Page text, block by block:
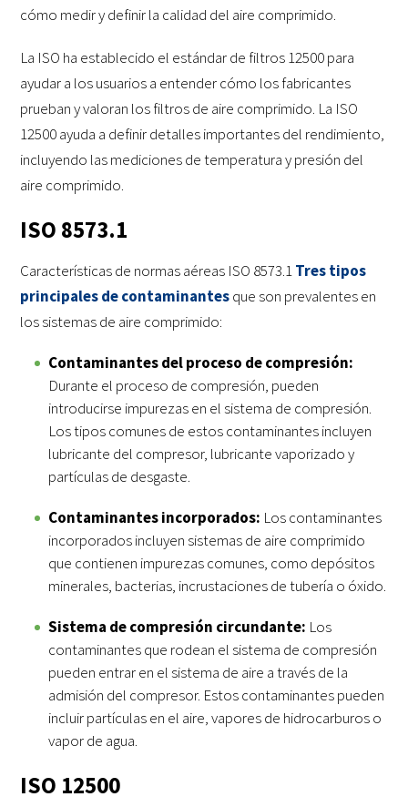
cómo medir y definir la calidad del aire comprimido.
La ISO ha establecido el estándar de filtros 12500 para
ayudar a los usuarios a entender cómo los fabricantes
prueban y valoran los filtros de aire comprimido. La ISO
12500 ayuda a definir detalles importantes del rendimiento,
incluyendo las mediciones de temperatura y presión del
aire comprimido.
ISO 8573.1
Características de normas aéreas ISO 8573.1Tres tipos
principales de contaminantesque son prevalentes en
los sistemas de aire comprimido:
Contaminantes del proceso de compresión:
Durante el proceso de compresión, pueden
introducirse impurezas en el sistema de compresión.
Los tipos comunes de estos contaminantes incluyen
lubricante del compresor, lubricante vaporizado y
partículas de desgaste.
Contaminantes incorporados: Los contaminantes
incorporados incluyen sistemas de aire comprimido
que contienen impurezas comunes, como depósitos
minerales, bacterias, incrustaciones de tubería o óxido.
Sistema de compresión circundante: Los
contaminantes que rodean el sistema de compresión
pueden entrar en el sistema de aire a través de la
admisión del compresor. Estos contaminantes pueden
incluir partículas en el aire, vapores de hidrocarburos o
vapor de agua.
ISO 12500